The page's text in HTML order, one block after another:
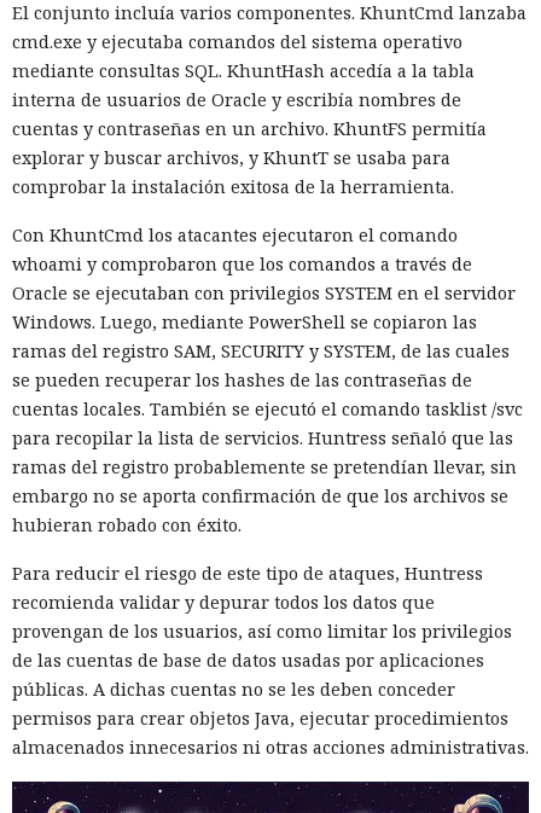
El conjunto incluía varios componentes. KhuntCmd lanzaba
cmd.exe y ejecutaba comandos del sistema operativo
mediante consultas SQL. KhuntHash accedía a la tabla
interna de usuarios de Oracle y escribía nombres de
cuentas y contraseñas en un archivo. KhuntFS permitía
explorar y buscar archivos, y KhuntT se usaba para
comprobar la instalación exitosa de la herramienta.
Con KhuntCmd los atacantes ejecutaron el comando
whoami y comprobaron que los comandos a través de
Oracle se ejecutaban con privilegios SYSTEM en el servidor
Windows. Luego, mediante PowerShell se copiaron las
ramas del registro SAM, SECURITY y SYSTEM, de las cuales
se pueden recuperar los hashes de las contraseñas de
cuentas locales. También se ejecutó el comando tasklist /svc
para recopilar la lista de servicios. Huntress señaló que las
ramas del registro probablemente se pretendían llevar, sin
embargo no se aporta confirmación de que los archivos se
hubieran robado con éxito.
Para reducir el riesgo de este tipo de ataques, Huntress
recomienda validar y depurar todos los datos que
provengan de los usuarios, así como limitar los privilegios
de las cuentas de base de datos usadas por aplicaciones
públicas. A dichas cuentas no se les deben conceder
permisos para crear objetos Java, ejecutar procedimientos
almacenados innecesarios ni otras acciones administrativas.